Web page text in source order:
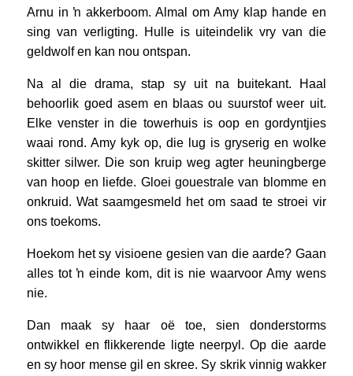
Arnu in ŉ akkerboom. Almal om Amy klap hande en
sing van verligting. Hulle is uiteindelik vry van die
geldwolf en kan nou ontspan.
Na al die drama, stap sy uit na buitekant. Haal
behoorlik goed asem en blaas ou suurstof weer uit.
Elke venster in die towerhuis is oop en gordyntjies
waai rond. Amy kyk op, die lug is gryserig en wolke
skitter silwer. Die son kruip weg agter heuningberge
van hoop en liefde. Gloei gouestrale van blomme en
onkruid. Wat saamgesmeld het om saad te stroei vir
ons toekoms.
Hoekom het sy visioene gesien van die aarde? Gaan
alles tot ŉ einde kom, dit is nie waarvoor Amy wens
nie.
Dan maak sy haar oë toe, sien donderstorms
ontwikkel en flikkerende ligte neerpyl. Op die aarde
en sy hoor mense gil en skree. Sy skrik vinnig wakker